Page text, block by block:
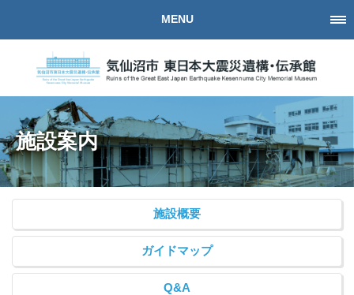
施設案内
MENU
施設概要
ガイドマップ
Q&A